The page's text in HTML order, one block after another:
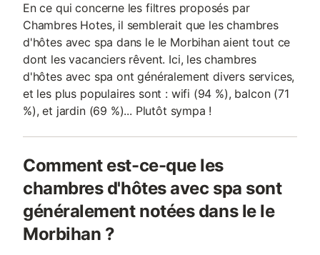
En ce qui concerne les filtres proposés par
Chambres Hotes, il semblerait que les chambres
d'hôtes avec spa dans le le Morbihan aient tout ce
dont les vacanciers rêvent. Ici, les chambres
d'hôtes avec spa ont généralement divers services,
et les plus populaires sont : wifi (94 %), balcon (71
%), et jardin (69 %)... Plutôt sympa !
Comment est-ce-que les
chambres d'hôtes avec spa sont
généralement notées dans le le
Morbihan ?